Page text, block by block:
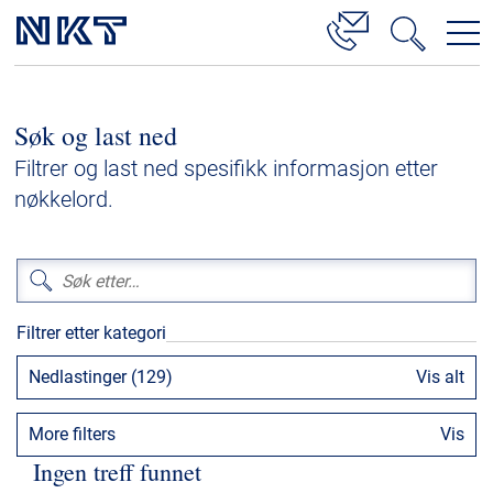
Høyspenningskabelløsninger
Kabelservice
Lavspenning
Høyspenningskabeltilbehør
Mellomspenningskabeltilbehør
Referanser
Nedlastinger
Søk og last ned
Filtrer og last ned spesifikk informasjon etter
nøkkelord.
Filtrer etter kategori
Nedlastinger (129) Vis alt
More filters Vis
Ingen treff funnet